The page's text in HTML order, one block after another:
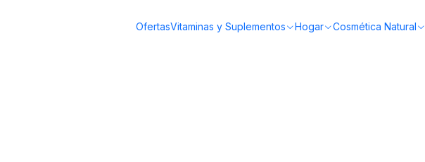
OfertasVitaminas y Suplementos Hogar Cosmética Natural